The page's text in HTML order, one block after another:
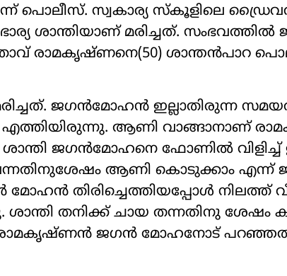
പൊലീസ്. സ്വകാര്യ സ്‌കൂളിലെ
ശാന്തിയാണ് മരിച്ചത്.
രാമകൃഷ്ണനെ(50) ശാന്തന്‍പാറ
ജഗന്‍മോഹന്‍ ഇല്ലാതിരുന്ന
എത്തിയിരുന്നു. ആണി വാങ്ങാനാണ്
ശാന്തി ജഗന്‍മോഹനെ ഫോണില്‍
ആണി കൊടുക്കാം
മോഹന്‍ തിരിച്ചെത്തിയപ്പോള്‍ നിലത്ത്
ശാന്തി തനിക്ക് ചായ തന്നതിനു
ജഗന്‍ മോഹനോട്